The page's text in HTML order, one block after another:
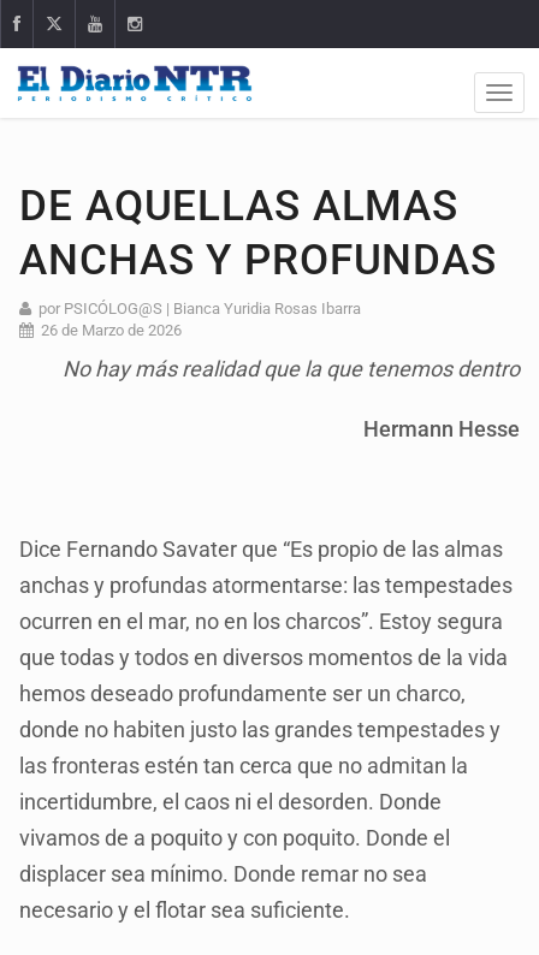
DE AQUELLAS ALMAS
ANCHAS Y PROFUNDAS
por PSICÓLOG@S | Bianca Yuridia Rosas Ibarra
26 de Marzo de 2026
No hay más realidad que la que tenemos dentro
Hermann Hesse
Dice Fernando Savater que “Es propio de las almas
anchas y profundas atormentarse: las tempestades
ocurren en el mar, no en los charcos”. Estoy segura
que todas y todos en diversos momentos de la vida
hemos deseado profundamente ser un charco,
donde no habiten justo las grandes tempestades y
las fronteras estén tan cerca que no admitan la
incertidumbre, el caos ni el desorden. Donde
vivamos de a poquito y con poquito. Donde el
displacer sea mínimo. Donde remar no sea
necesario y el flotar sea suficiente.